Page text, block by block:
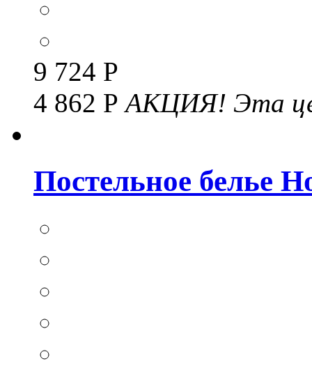
9 724 Р
4 862 РАКЦИЯ! Эта
Постельное белье